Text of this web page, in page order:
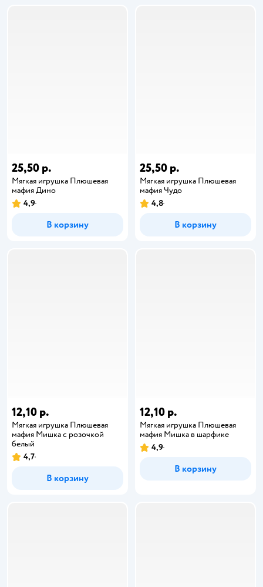
25,50 р.
Мягкая игрушка Плюшевая
мафия Дино
4,9
В корзину
25,50 р.
Мягкая игрушка Плюшевая
мафия Чудо
4,8
В корзину
12,10 р.
Мягкая игрушка Плюшевая
мафия Мишка с розочкой
белый
4,7
В корзину
12,10 р.
Мягкая игрушка Плюшевая
мафия Мишка в шарфике
4,9
В корзину